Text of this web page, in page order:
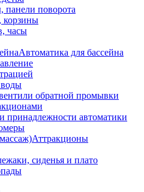
панели поворота
корзины
часы
Автоматика для бассейна
обратной промывки
принадлежности автоматики
Аттракционы
сиденья и плато